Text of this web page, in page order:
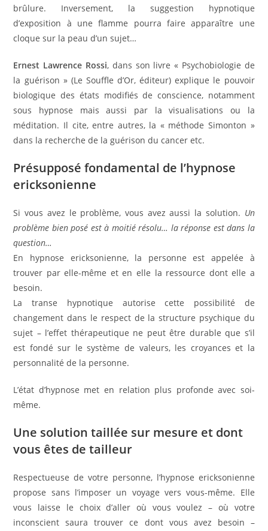
brûlure. Inversement, la suggestion hypnotique
d’exposition à une flamme pourra faire apparaître une
cloque sur la peau d’un sujet…
Ernest Lawrence Rossi, dans son livre « Psychobiologie de
la guérison » (Le Souffle d’Or, éditeur) explique le pouvoir
biologique des états modifiés de conscience, notamment
sous hypnose mais aussi par la visualisations ou la
méditation. Il cite, entre autres, la « méthode Simonton »
dans la recherche de la guérison du cancer etc.
Présupposé fondamental de l’hypnose
ericksonienne
Si vous avez le problème, vous avez aussi la solution. Un
problème bien posé est à moitié résolu… la réponse est dans la
question…
En hypnose ericksonienne, la personne est appelée à
trouver par elle-même et en elle la ressource dont elle a
besoin.
La transe hypnotique autorise cette possibilité de
changement dans le respect de la structure psychique du
sujet – l’effet thérapeutique ne peut être durable que s’il
est fondé sur le système de valeurs, les croyances et la
personnalité de la personne.
L’état d’hypnose met en relation plus profonde avec soi-
même.
Une solution taillée sur mesure et dont
vous êtes de tailleur
Respectueuse de votre personne, l’hypnose ericksonienne
propose sans l’imposer un voyage vers vous-même. Elle
vous laisse le choix d’aller où vous voulez – où votre
inconscient saura trouver ce dont vous avez besoin –